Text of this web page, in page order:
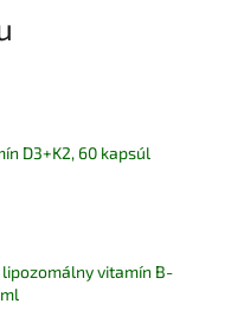
D3+K2, 60 kapsúl
vitamín B-